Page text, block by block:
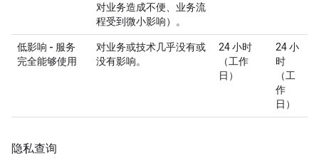
对业务造成不便、业务流
程受到微小影响）。
低影响 - 服务
完全能够使用
对业务或技术几乎没有或
没有影响。
24 小时
（工作
日）
24 小
时
（工
作
日）
隐私查询